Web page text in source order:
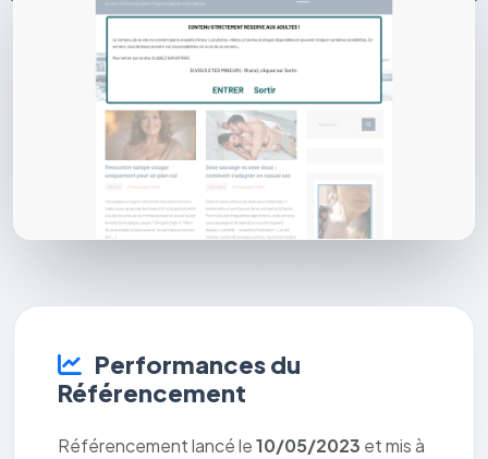
Performances du
Référencement
Référencement lancé le10/05/2023 et mis à